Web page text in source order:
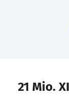
21 Mio.